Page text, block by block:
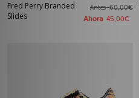
Fred Perry Branded
Slides
Antes60,00€
Ahora 45,00€